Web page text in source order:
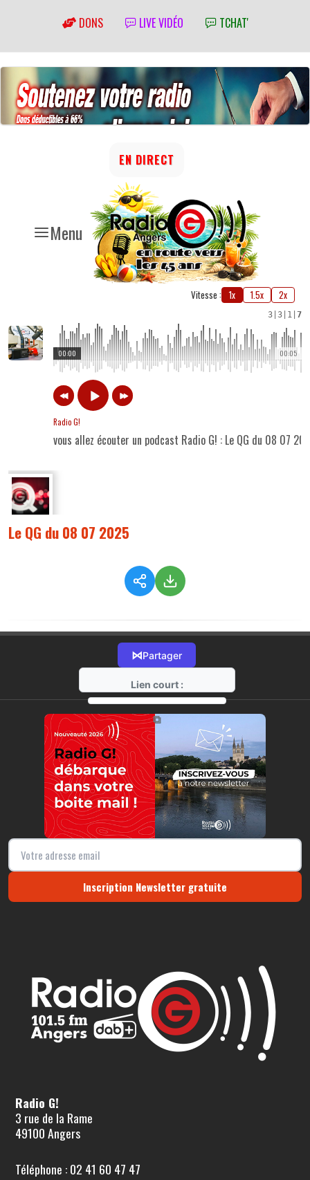
DONS LIVE VIDÉO TCHAT'
Menu
EN DIRECT
Vitesse : 1x 1.5x 2x
3 3 1 7
00:05
00:00
Radio G!
vous allez écouter un podcast Radio G! : Le QG du 08 07
Le QG du 08 07 2025
⋈Partager
Lien court :
https://radio-g.fr?18032
⧉
Inscription Newsletter gratuite
Radio G!
3 rue de la Rame
49100 Angers
Téléphone : 02 41 60 47 47